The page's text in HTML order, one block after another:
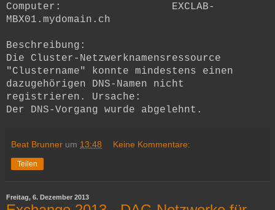
Computer: EXCLAB-
MBX01.mydomain.ch
Beschreibung:
Die Cluster-Netzwerknamensressource
"Clustername" konnte mindestens einen
dazugehörigen DNS-Namen nicht
registrieren. Ursache:
Der DNS-Vorgang wurde abgelehnt.
Beat Brunner um 13:48 Keine Kommentare:
Teilen
Freitag, 6. Dezember 2013